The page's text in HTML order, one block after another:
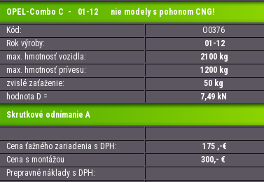
OPEL-Combo C - 01-12 nie modely s pohonom CNG!
Kód:
O0376
Rok výroby:
01-12
max. hmotnosť vozidla:
2100 kg
max. hmotnosť prívesu:
1200 kg
zvislé zaťaženie:
50 kg
hodnota D =
7,49 kN
Skrutkové odnímanie A
Cena ťažného zariadenia s DPH:
175 ,-€
Cena s montážou
300,- €
Prepravné náklady s DPH: